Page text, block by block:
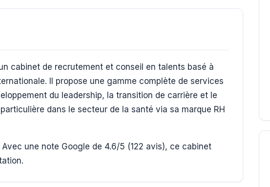
cabinet de recrutement et conseil en talents basé à
Il propose une gamme complète de services
du leadership, la transition de carrière et le
dans le secteur de la santé via sa marque RH
une note Google de 4.6/5 (122 avis), ce cabinet